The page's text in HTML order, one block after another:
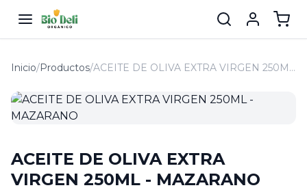
Inicio/Productos/ ACEITE DE OLIVA EXTRA VIRGEN 250ML - MAZARANO
ACEITE DE OLIVA EXTRA
VIRGEN 250ML - MAZARANO